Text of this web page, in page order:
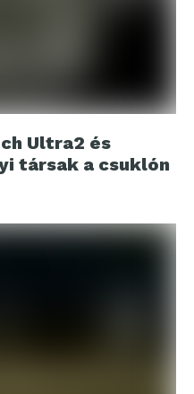
Ultra2 és
társak a csuklón